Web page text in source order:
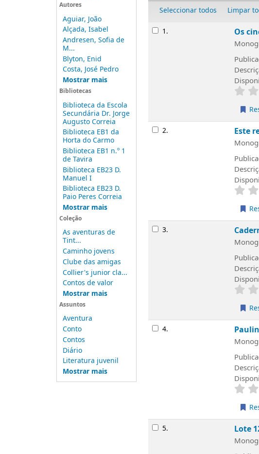
Autores
Aguiar, João
Alçada, Isabel
Andresen, Sofia de
M...
Blyton, Enid
Costa, José Pedro
Mostrar mais
Bibliotecas
Biblioteca da Escola
Secundária Dr. Jorge
Augusto Correia
Biblioteca EB1 da
Horta do Carmo
Biblioteca EB1 n.º 1
de Tavira
Biblioteca EB23 D.
Manuel I
Biblioteca EB23 D.
Paio Peres Correia
Mostrar mais
Coleção
As aventuras de
Tint...
Caminho jovens
Clube das amigas
Collier's junior cla...
Contos de valor
Mostrar mais
Assuntos
Aventura
Conto
Contos
Diário
Literatura juvenil
Mostrar mais
Seleccionar todos Limpar
Resultados
1.
2.
3.
4.